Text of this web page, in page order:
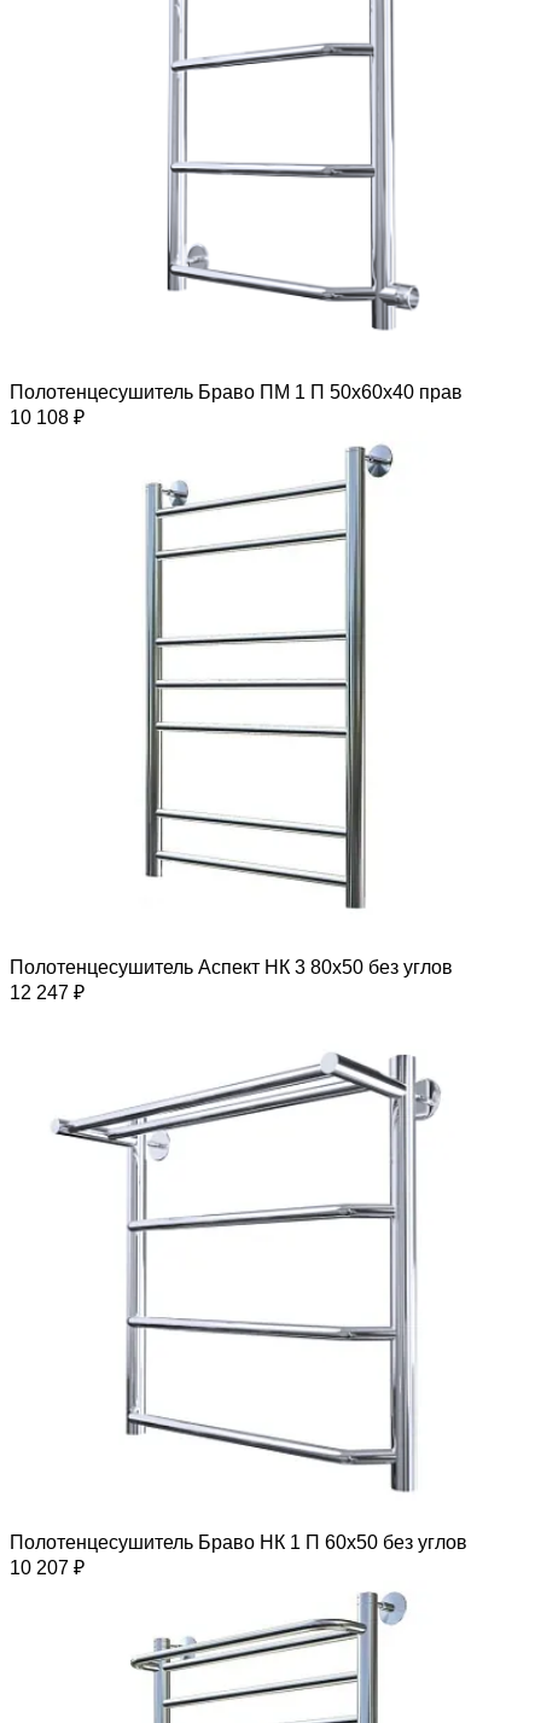
Полотенцесушитель Браво ПМ 1 П 50х60х40 прав
10 108 ₽
Полотенцесушитель Аспект НК 3 80х50 без углов
12 247 ₽
Полотенцесушитель Браво НК 1 П 60х50 без углов
10 207 ₽